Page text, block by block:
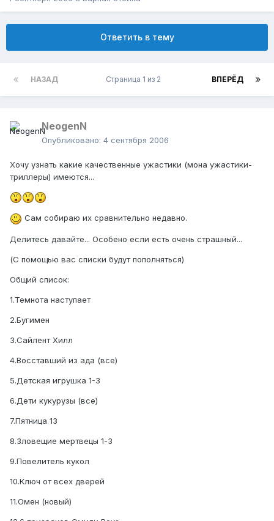
Ответить в тему
НАЗАД ВПЕРЁД
Страница 1 из 2
NeogenN
Опубликовано: 4 сентября 2006
Хочу узнать какие качественные ужастики (мона ужастики-
триллеры) имеются...
Сам собираю их сравнительно недавно.
Делитесь давайте... Особено если есть очень страшный...
(С помощью вас списки будут пополняться)
Общий список:
1.Темнота наступает
2.Бугимен
3.Сайлент Хилл
4.Восставший из ада (все)
5.Детская игрушка 1-3
6.Дети кукурузы (все)
7.Пятница 13
8.Зловещие мертвецы 1-3
9.Повелитель кукол
10.Ключ от всех дверей
11.Омен (новый)